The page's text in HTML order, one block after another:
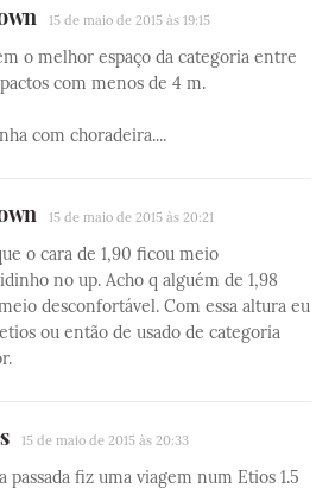
15 de maio de 2015 às 19:15
o melhor espaço da categoria entre
com menos de 4 m.
com choradeira....
15 de maio de 2015 às 20:21
o cara de 1,90 ficou meio
no up. Acho q alguém de 1,98
desconfortável. Com essa altura eu
ou então de usado de categoria
15 de maio de 2015 às 20:33
passada fiz uma viagem num Etios 1.5